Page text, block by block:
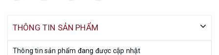
THÔNG TIN SẢN PHẨM
Thông tin sản phẩm đang được cập nhật